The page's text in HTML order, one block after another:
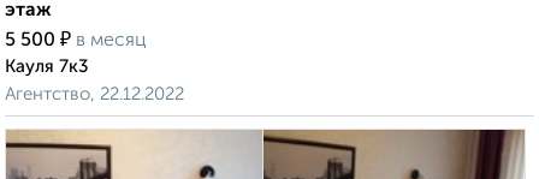
этаж
5 500 ₽ в месяц
Кауля 7к3
Агентство, 22.12.2022